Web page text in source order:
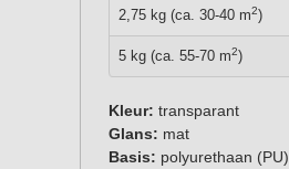
2,75 kg (ca. 30-40 m2)
5 kg (ca. 55-70 m2)
Kleur: transparant
Glans: mat
Basis: polyurethaan (PU)